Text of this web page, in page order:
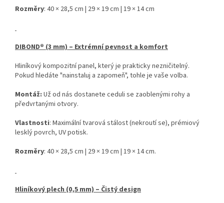
Rozměry: 40 × 28,5 cm | 29 × 19 cm | 19 × 14 cm
DIBOND® (3 mm) – Extrémní pevnost a komfort
Hliníkový kompozitní panel, který je prakticky nezničitelný.
Pokud hledáte "nainstaluj a zapomeň", tohle je vaše volba.
Montáž: Už od nás dostanete ceduli se zaoblenými rohy a
předvrtanými otvory.
Vlastnosti: Maximální tvarová stálost (nekroutí se), prémiový
lesklý povrch, UV potisk.
Rozměry: 40 × 28,5 cm | 29 × 19 cm | 19 × 14 cm.
Hliníkový plech (0,5 mm) – Čistý design